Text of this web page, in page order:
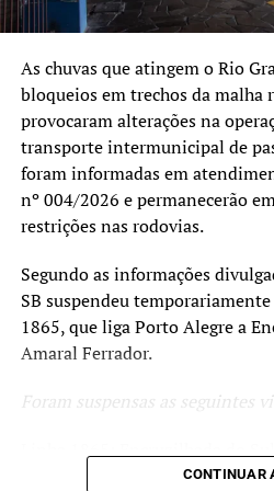
As chuvas que atingem o Rio
bloqueios em trechos da malha
provocaram alterações na
transporte intermunicipal de
foram informadas em
nº 004/2026 e permanecerão
restrições nas rodovias.
Segundo as informações
SB suspendeu
1865, que liga Porto Alegre a
Amaral Ferrador.
Foram suspensas as seguintes
saída às 5h, via AmaralCONTINUAR